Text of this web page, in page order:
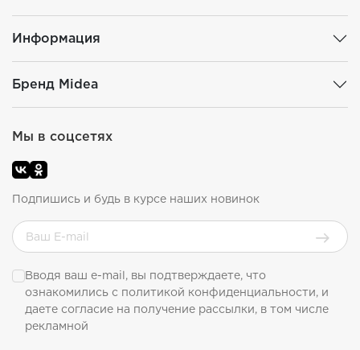
Информация
Бренд Midea
Мы в соцсетях
Подпишись и будь в курсе наших новинок
Вводя ваш e-mail, вы подтверждаете, что
ознакомились с политикой конфиденциальности, и
даете согласие на получение рассылки, в том числе
рекламной